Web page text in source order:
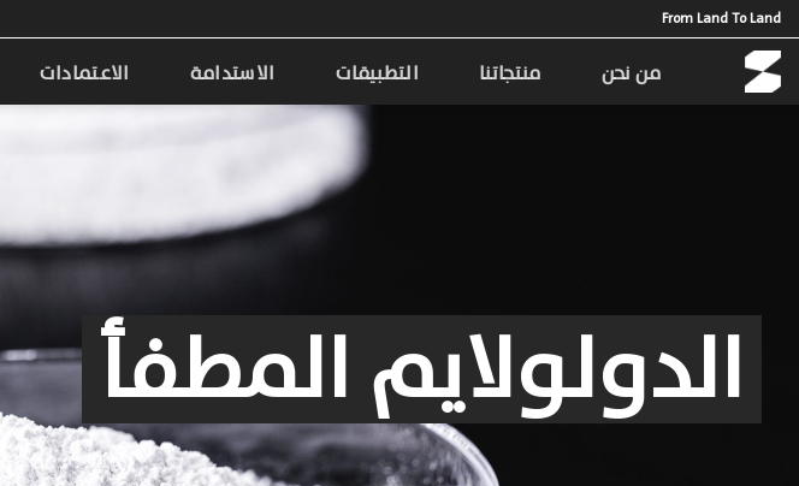
Skip
to
content
From Land To Land
من نحن منتجاتنا التطبيقات الاستدامة الاعتمادات
الدولولايم المطفأ